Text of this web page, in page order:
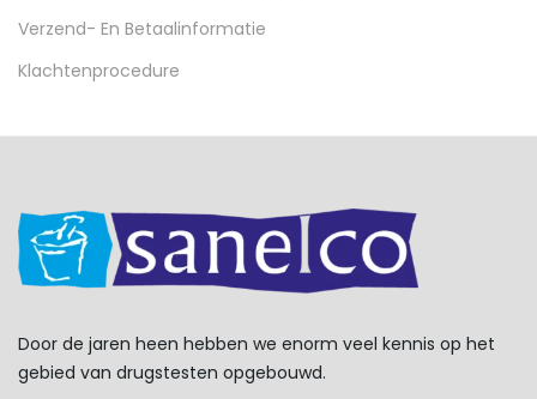
Verzend- En Betaalinformatie
Klachtenprocedure
Door de jaren heen hebben we enorm veel kennis op het
gebied van drugstesten opgebouwd.